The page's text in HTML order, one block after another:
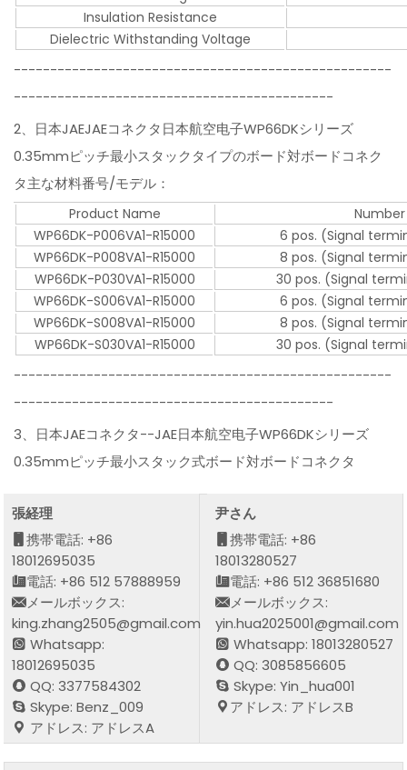
Insulation Resistance
Dielectric Withstanding Voltage
----------------------------------------------------
--------------------------------------------
2、日本JAEJAEコネクタ日本航空电子WP66DKシリーズ
0.35mmピッチ最小スタックタイプのボード対ボードコネク
タ主な材料番号/モデル：
Product Name
WP66DK-P006VA1-R15000
6 pos. (Signal
WP66DK-P008VA1-R15000
8 pos. (Signal
WP66DK-P030VA1-R15000
30 pos. (Signal
WP66DK-S006VA1-R15000
6 pos. (Signal
WP66DK-S008VA1-R15000
8 pos. (Signal
WP66DK-S030VA1-R15000
30 pos. (Signal
----------------------------------------------------
--------------------------------------------
3、日本JAEコネクタ--JAE日本航空电子WP66DKシリーズ
0.35mmピッチ最小スタック式ボード対ボードコネクタ
張経理
携帯電話: +86
18012695035
電話: +86 512 57888959
メールボックス:
king.zhang2505@gmail.com
Whatsapp:
18012695035
QQ: 3377584302
Skype: Benz_009
アドレス: アドレスA
尹さん
携帯電話: +86
18013280527
電話: +86 512 36851680
メールボックス:
yin.hua2025001@gmail.com
Whatsapp: 18013280527
QQ: 3085856605
Skype: Yin_hua001
アドレス: アドレスB